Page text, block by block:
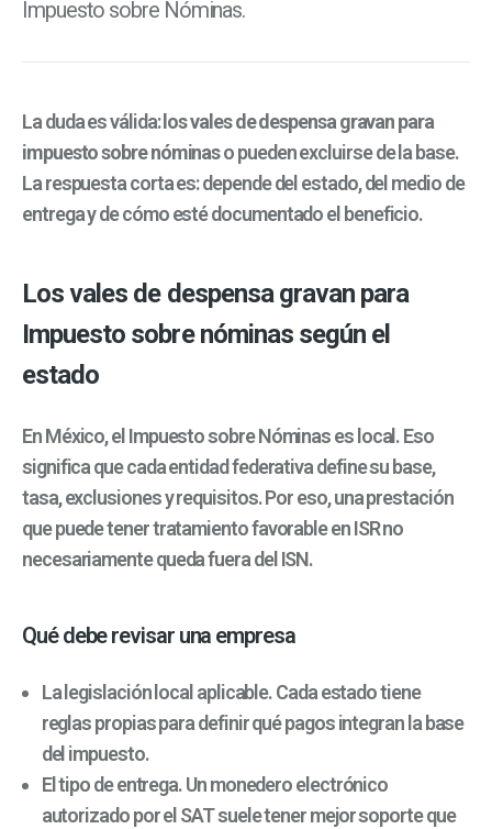
Impuesto sobre Nóminas.
La duda es válida: los vales de despensa gravan para
impuesto sobre nóminaso pueden excluirse de la base.
La respuesta corta es: depende del estado, del medio de
entrega y de cómo esté documentado el beneficio.
Los vales de despensa gravan para
Impuesto sobre nóminas según el
estado
En México, el Impuesto sobre Nóminas es local. Eso
significa que cada entidad federativa define su base,
tasa, exclusiones y requisitos. Por eso, una prestación
que puede tener tratamiento favorable en ISR no
necesariamente queda fuera del ISN.
Qué debe revisar una empresa
La legislación local aplicable. Cada estado tiene
reglas propias para definir qué pagos integran la base
del impuesto.
El tipo de entrega. Un monedero electrónico
autorizado por el SAT suele tener mejor soporte que